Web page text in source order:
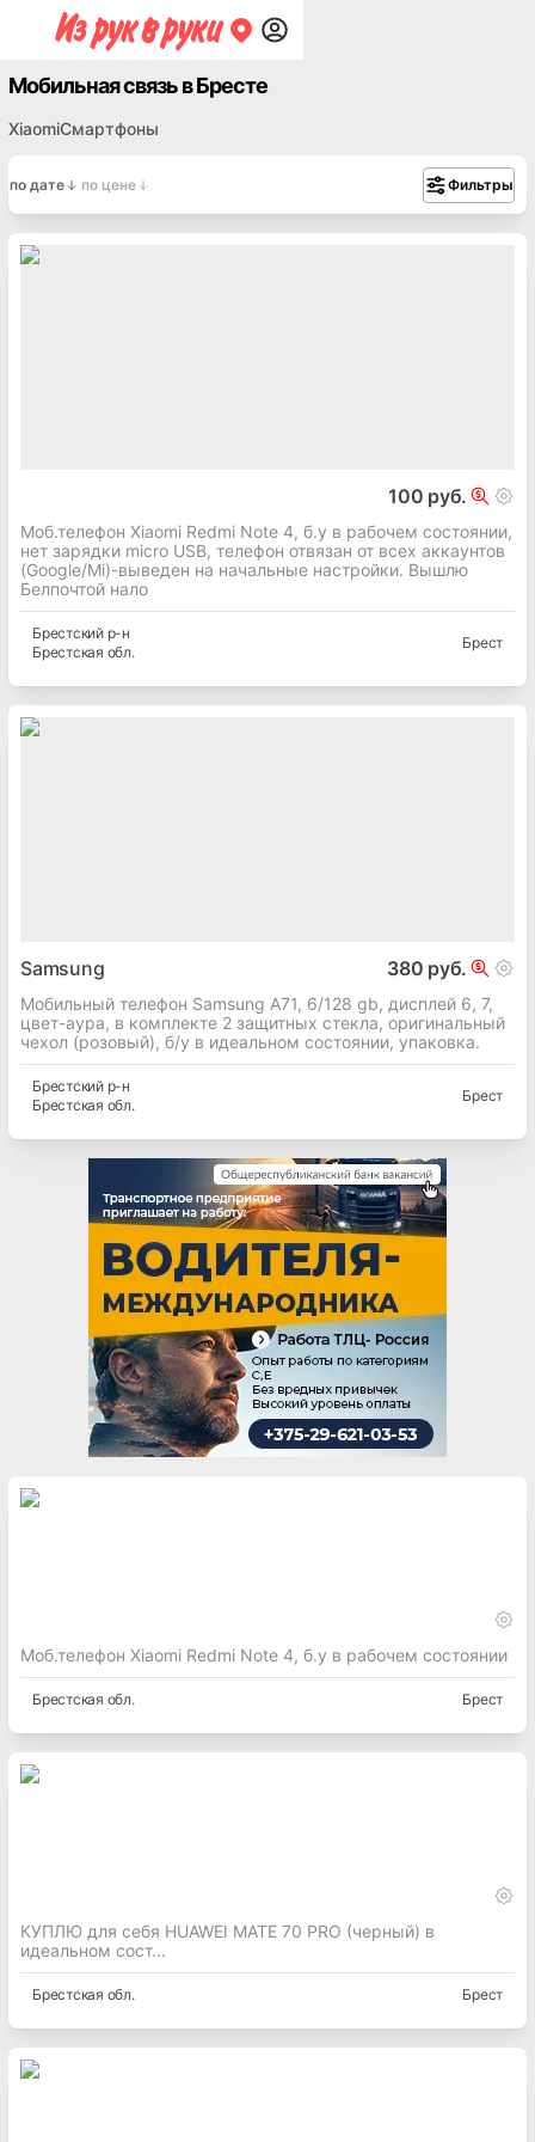
Мобильная связь в Бресте
XiaomiСмартфоны
по дате по цене Фильтры
100 руб.
Моб.телефон Xiaomi Redmi Note 4, б.у в рабочем состоянии,
нет зарядки micro USB, телефон отвязан от всех аккаунтов
(Google/Mi)-выведен на начальные настройки. Вышлю
Белпочтой нало
Брестскийр-н
Брестская обл.
Брест
Samsung 380 руб.
Мобильный телефон Samsung A71, 6/128 gb, дисплей 6, 7,
цвет-аура, в комплекте 2 защитных стекла, оригинальный
чехол (розовый), б/у в идеальном состоянии, упаковка.
Брестскийр-н
Брестская обл.
Брест
Моб.телефон Xiaomi Redmi Note 4, б.у в рабочем состоянии
Брестская обл. Брест
КУПЛЮ для себя HUAWEI MATE 70 PRO (черный) в
идеальном сост...
Брестская обл. Брест